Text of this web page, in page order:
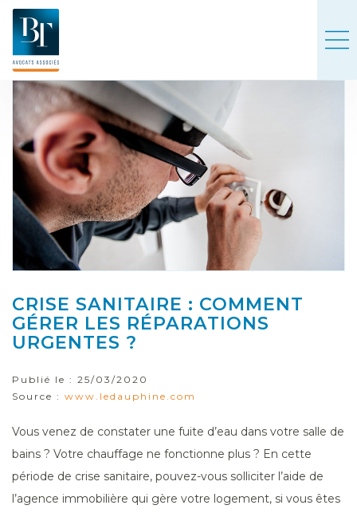
CRISE SANITAIRE : COMMENT
GÉRER LES RÉPARATIONS
URGENTES ?
Publié le : 25/03/2020
Source : www.ledauphine.com
Vous venez de constater une fuite d’eau dans votre salle de
bains ? Votre chauffage ne fonctionne plus ? En cette
période de crise sanitaire, pouvez-vous solliciter l’aide de
l’agence immobilière qui gère votre logement, si vous êtes